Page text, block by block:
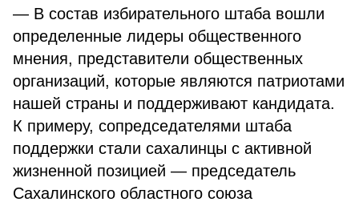
— В состав избирательного штаба вошли
определенные лидеры общественного
мнения, представители общественных
организаций, которые являются патриотами
нашей страны и поддерживают кандидата.
К примеру, сопредседателями штаба
поддержки стали сахалинцы с активной
жизненной позицией — председатель
Сахалинского областного союза